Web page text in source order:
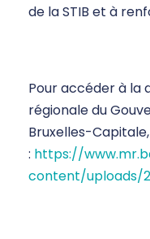
de la STIB et à
Pour accéder à la
régionale du
Bruxelles-
: https://
content/uploads/